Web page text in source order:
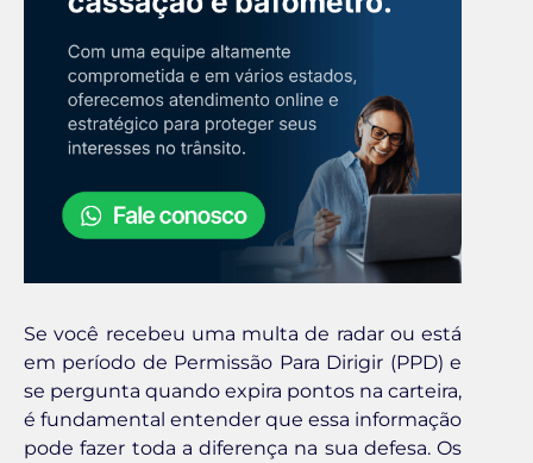
Se você recebeu uma multa de radar ou está
em período de Permissão Para Dirigir (PPD) e
se pergunta quando expira pontos na carteira,
é fundamental entender que essa informação
pode fazer toda a diferença na sua defesa. Os